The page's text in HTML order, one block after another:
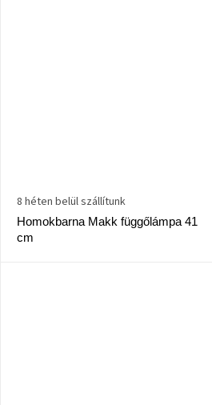
Homokbarna Makk függőlámpa 41
cm
8 héten belül szállítunk